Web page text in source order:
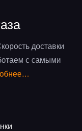
доставки
с самыми